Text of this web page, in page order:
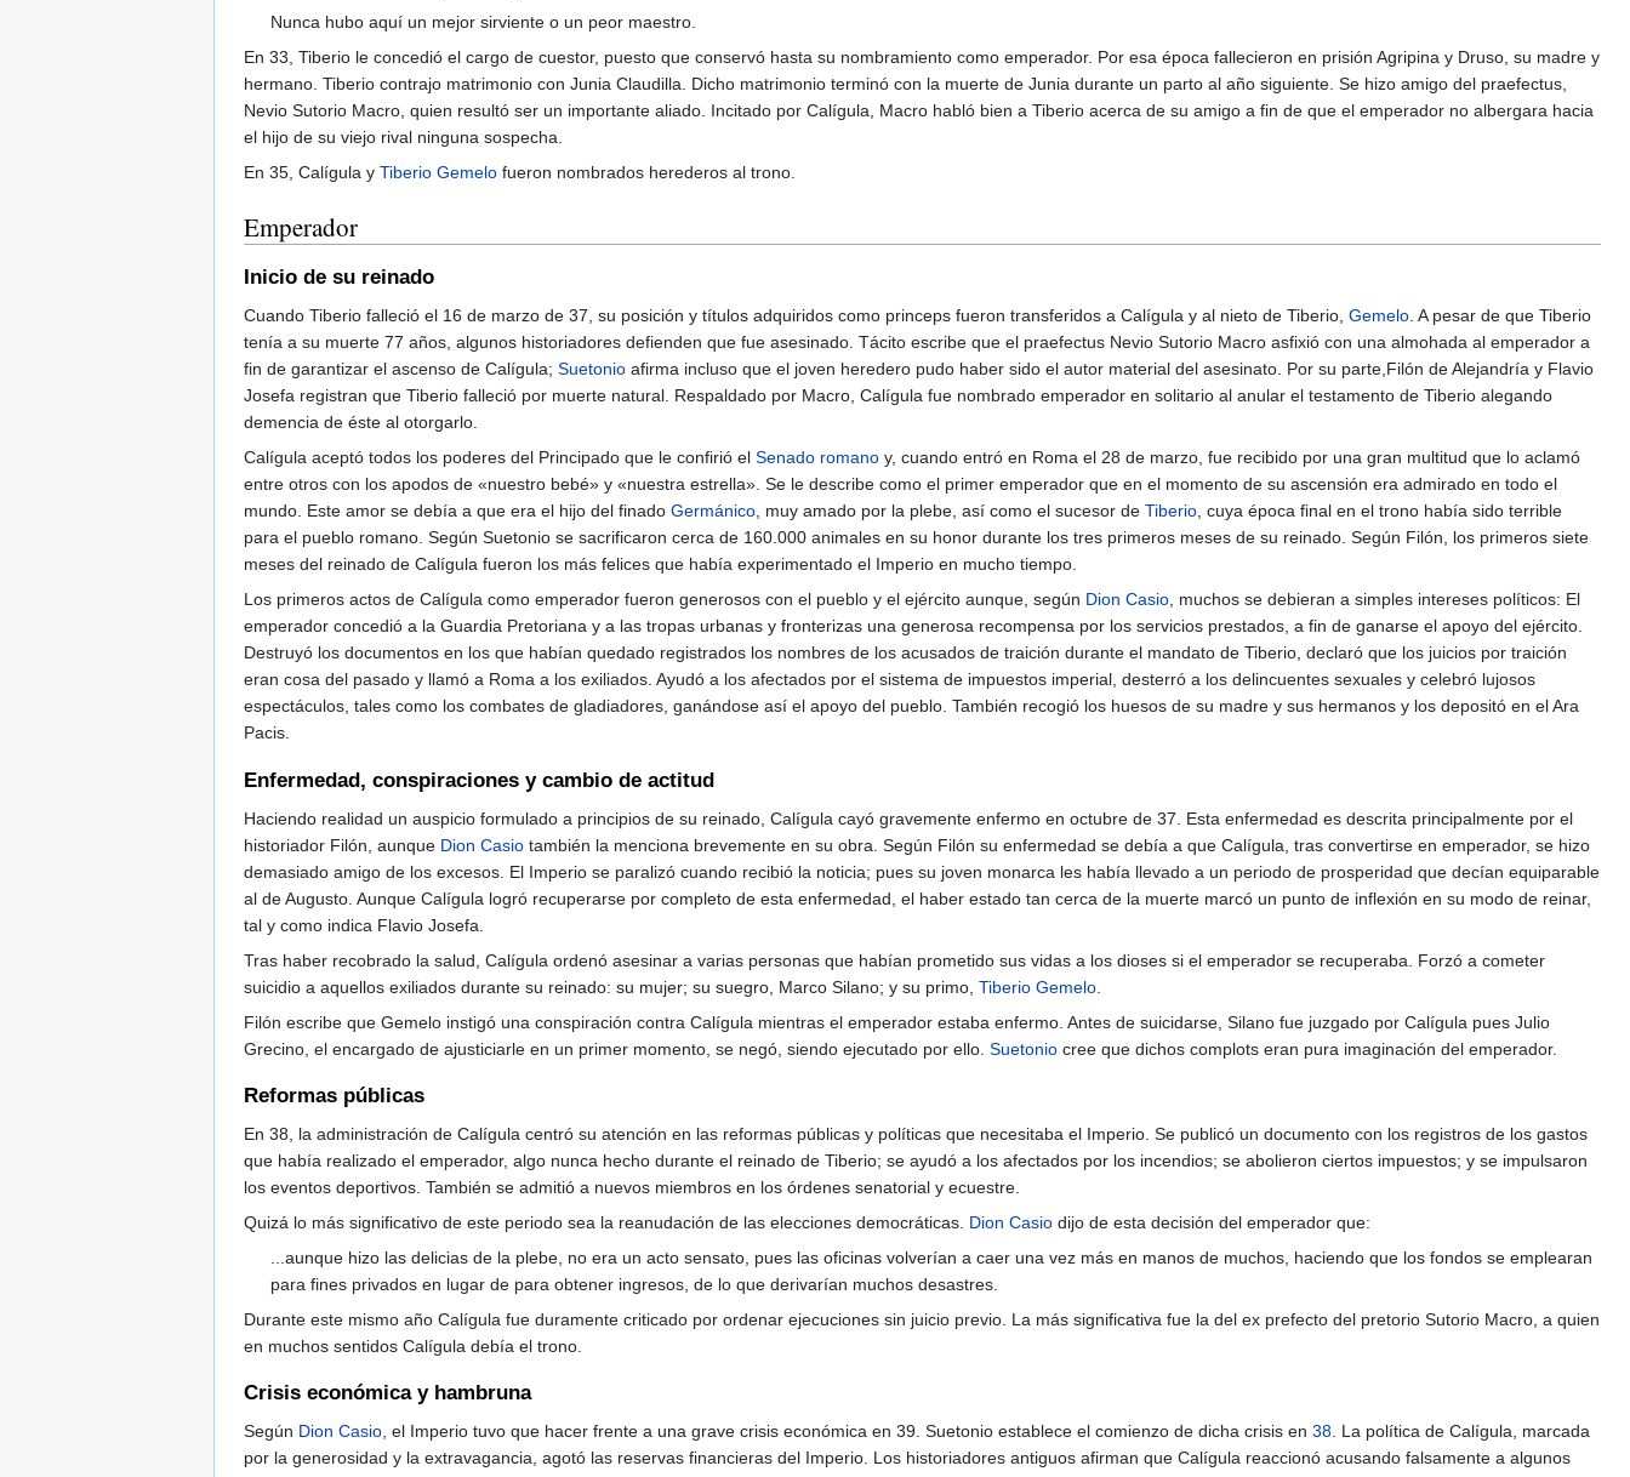
Nunca hubo aquí un mejor sirviente o un peor maestro.
En 33, Tiberio le concedió el cargo de cuestor, puesto que conservó hasta su nombramiento como emperador. Por esa época fallecieron en prisión Agripina y Druso, su madre y
hermano. Tiberio contrajo matrimonio con Junia Claudilla. Dicho matrimonio terminó con la muerte de Junia durante un parto al año siguiente. Se hizo amigo del praefectus,
Nevio Sutorio Macro, quien resultó ser un importante aliado. Incitado por Calígula, Macro habló bien a Tiberio acerca de su amigo a fin de que el emperador no albergara hacia
el hijo de su viejo rival ninguna sospecha.
En 35, Calígula y Tiberio Gemelo fueron nombrados herederos al trono.
Emperador
Inicio de su reinado
Cuando Tiberio falleció el 16 de marzo de 37, su posición y títulos adquiridos como princeps fueron transferidos a Calígula y al nieto de Tiberio, Gemelo . A pesar de que Tiberio
tenía a su muerte 77 años, algunos historiadores defienden que fue asesinado. Tácito escribe que el praefectus Nevio Sutorio Macro asfixió con una almohada al emperador a
fin de garantizar el ascenso de Calígula; Suetonio afirma incluso que el joven heredero pudo haber sido el autor material del asesinato. Por su parte,Filón de Alejandría y Flavio
Josefa registran que Tiberio falleció por muerte natural. Respaldado por Macro, Calígula fue nombrado emperador en solitario al anular el testamento de Tiberio alegando
demencia de éste al otorgarlo.
Calígula aceptó todos los poderes del Principado que le confirió el Senado romano y, cuando entró en Roma el 28 de marzo, fue recibido por una gran multitud que lo aclamó
entre otros con los apodos de «nuestro bebé» y «nuestra estrella». Se le describe como el primer emperador que en el momento de su ascensión era admirado en todo el
mundo. Este amor se debía a que era el hijo del finado Germánico , muy amado por la plebe, así como el sucesor de Tiberio , cuya época final en el trono había sido terrible
para el pueblo romano. Según Suetonio se sacrificaron cerca de 160.000 animales en su honor durante los tres primeros meses de su reinado. Según Filón, los primeros siete
meses del reinado de Calígula fueron los más felices que había experimentado el Imperio en mucho tiempo.
Los primeros actos de Calígula como emperador fueron generosos con el pueblo y el ejército aunque, según Dion Casio , muchos se debieran a simples intereses políticos: El
emperador concedió a la Guardia Pretoriana y a las tropas urbanas y fronterizas una generosa recompensa por los servicios prestados, a fin de ganarse el apoyo del ejército.
Destruyó los documentos en los que habían quedado registrados los nombres de los acusados de traición durante el mandato de Tiberio, declaró que los juicios por traición
eran cosa del pasado y llamó a Roma a los exiliados. Ayudó a los afectados por el sistema de impuestos imperial, desterró a los delincuentes sexuales y celebró lujosos
espectáculos, tales como los combates de gladiadores, ganándose así el apoyo del pueblo. También recogió los huesos de su madre y sus hermanos y los depositó en el Ara
Pacis.
Enfermedad, conspiraciones y cambio de actitud
Haciendo realidad un auspicio formulado a principios de su reinado, Calígula cayó gravemente enfermo en octubre de 37. Esta enfermedad es descrita principalmente por el
historiador Filón, aunque Dion Casio también la menciona brevemente en su obra. Según Filón su enfermedad se debía a que Calígula, tras convertirse en emperador, se hizo
demasiado amigo de los excesos. El Imperio se paralizó cuando recibió la noticia; pues su joven monarca les había llevado a un periodo de prosperidad que decían equiparable
al de Augusto. Aunque Calígula logró recuperarse por completo de esta enfermedad, el haber estado tan cerca de la muerte marcó un punto de inflexión en su modo de reinar,
tal y como indica Flavio Josefa.
Tras haber recobrado la salud, Calígula ordenó asesinar a varias personas que habían prometido sus vidas a los dioses si el emperador se recuperaba. Forzó a cometer
suicidio a aquellos exiliados durante su reinado: su mujer; su suegro, Marco Silano; y su primo, Tiberio Gemelo
Filón escribe que Gemelo instigó una conspiración contra Calígula mientras el emperador estaba enfermo. Antes de suicidarse, Silano fue juzgado por Calígula pues Julio
Grecino, el encargado de ajusticiarle en un primer momento, se negó, siendo ejecutado por ello. Suetonio cree que dichos complots eran pura imaginación del emperador.
Reformas públicas
En 38, la administración de Calígula centró su atención en las reformas públicas y políticas que necesitaba el Imperio. Se publicó un documento con los registros de los gastos
que había realizado el emperador, algo nunca hecho durante el reinado de Tiberio; se ayudó a los afectados por los incendios; se abolieron ciertos impuestos; y se impulsaron
los eventos deportivos. También se admitió a nuevos miembros en los órdenes senatorial y ecuestre.
Quizá lo más significativo de este periodo sea la reanudación de las elecciones democráticas. Dion Casio dijo de esta decisión del emperador que:
...aunque hizo las delicias de la plebe, no era un acto sensato, pues las oficinas volverían a caer una vez más en manos de muchos, haciendo que los fondos se emplearan
para fines privados en lugar de para obtener ingresos, de lo que derivarían muchos desastres.
Durante este mismo año Calígula fue duramente criticado por ordenar ejecuciones sin juicio previo. La más significativa fue la del ex prefecto del pretorio Sutorio Macro, a quien
en muchos sentidos Calígula debía el trono.
Crisis económica y hambruna
Según Dion Casio, el Imperio tuvo que hacer frente a una grave crisis económica en 39. Suetonio establece el comienzo de dicha crisis en 38. La política de Calígula, marcada
por la generosidad y la extravagancia, agotó las reservas financieras del Imperio. Los historiadores antiguos afirman que Calígula reaccionó acusando falsamente a algunos